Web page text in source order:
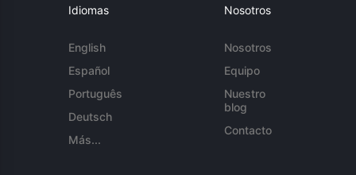
Idiomas
English
Español
Português
Deutsch
Más...
Nosotros
Nosotros
Equipo
Nuestro
blog
Contacto